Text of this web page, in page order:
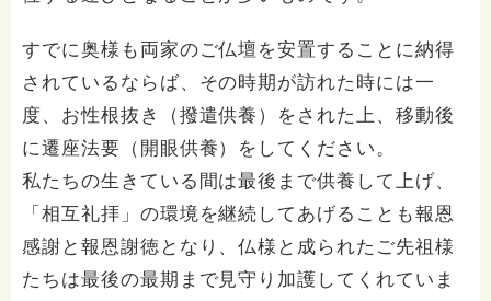
すでに奥様も両家のご仏壇を安置することに納得
されているならば、その時期が訪れた時には一
度、お性根抜き（撥遣供養）をされた上、移動後
に遷座法要（開眼供養）をしてください。
私たちの生きている間は最後まで供養して上げ、
「相互礼拝」の環境を継続してあげることも報恩
感謝と報恩謝徳となり、仏様と成られたご先祖様
たちは最後の最期まで見守り加護してくれていま